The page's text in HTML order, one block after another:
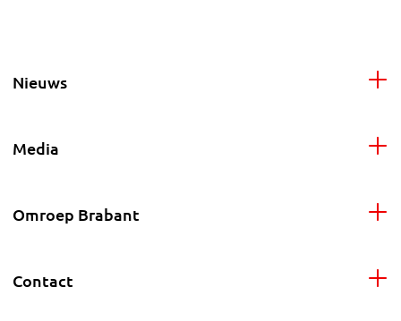
Nieuws
Media
Omroep Brabant
Contact